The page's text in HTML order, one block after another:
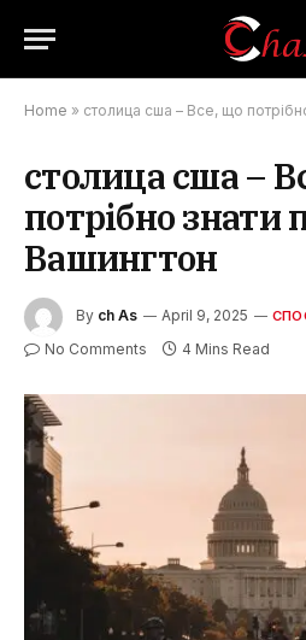
Home » столица сша – Все, що
столица сша –
потрібно знати
Вашингтон
By ch As April 9, 2025
No Comments 4 Mins Read